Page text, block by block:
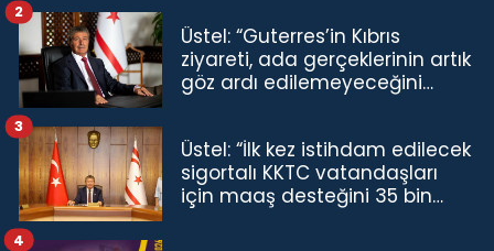
Üstel: “Guterres’in Kıbrıs
ziyareti, ada gerçeklerinin artık
göz ardı edilemeyeceğini
2
Üstel: “İlk kez istihdam edilecek
sigortalı KKTC vatandaşları
için maaş desteğini 35 bin
3
4